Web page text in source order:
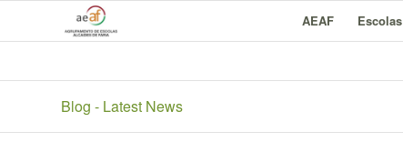
AEAF Escolas
Blog - Latest News